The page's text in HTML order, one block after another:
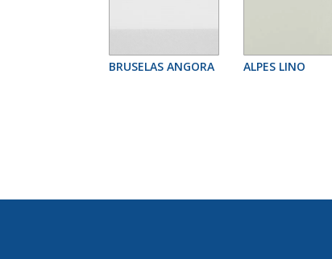
BRUSELAS ANGORA ALPES LINO